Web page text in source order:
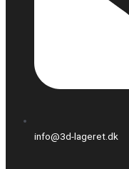
info@3d-lageret.dk